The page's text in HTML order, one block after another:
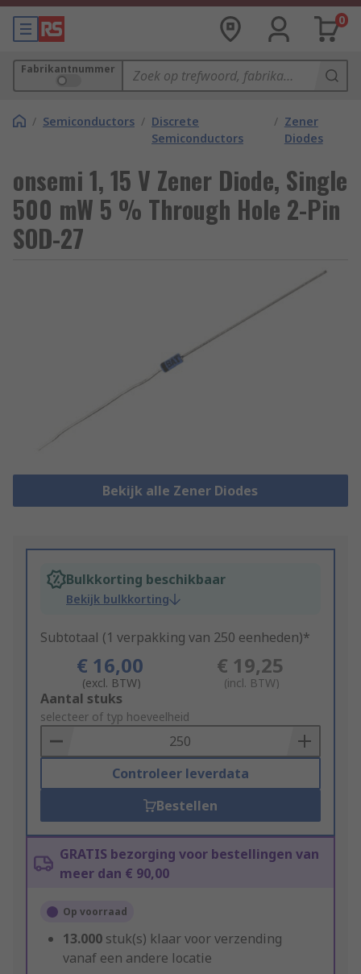
0
Fabrikantnummer
/ Semiconductors / Discrete
Semiconductors
/ Zener
Diodes
onsemi 1, 15 V Zener Diode, Single
500 mW 5 % Through Hole 2-Pin
SOD-27
Bekijk alle Zener Diodes
Bulkkorting beschikbaar
Bekijk bulkkorting
Subtotaal (1 verpakking van 250 eenheden)*
€ 16,00
(excl. BTW)
€ 19,25
(incl. BTW)
Add
to
Basket
Aantal stuks
selecteer of typ hoeveelheid
Controleer leverdata
Bestellen
GRATIS bezorging voor bestellingen van
meer dan € 90,00
Op voorraad
13.000 stuk(s) klaar voor verzending
vanaf een andere locatie